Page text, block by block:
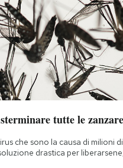
tutte le
che sono la causa di milioni
drastica per